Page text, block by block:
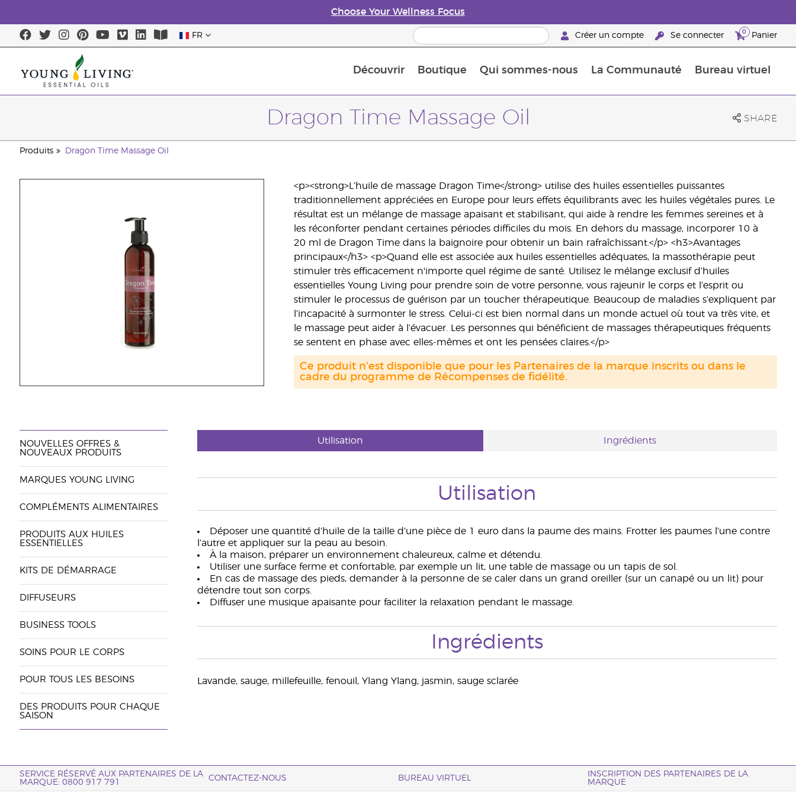
Choose Your Wellness Focus
FR Créer un compte Se connecter 0 Panier
Découvrir Boutique Qui sommes-nous La Communauté Bureau virtuel
Dragon Time Massage Oil SHARE
Produits Dragon Time Massage Oil
<p><strong>L’huile de massage Dragon Time</strong> utilise des huiles essentielles puissantes
traditionnellement appréciées en Europe pour leurs effets équilibrants avec les huiles végétales pures. Le
résultat est un mélange de massage apaisant et stabilisant, qui aide à rendre les femmes sereines et à
les réconforter pendant certaines périodes difficiles du mois. En dehors du massage, incorporer 10 à
20 ml de Dragon Time dans la baignoire pour obtenir un bain rafraîchissant.</p> <h3>Avantages
principaux</h3> <p>Quand elle est associée aux huiles essentielles adéquates, la massothérapie peut
stimuler très efficacement n'importe quel régime de santé. Utilisez le mélange exclusif d’huiles
essentielles Young Living pour prendre soin de votre personne, vous rajeunir le corps et l’esprit ou
stimuler le processus de guérison par un toucher thérapeutique. Beaucoup de maladies s’expliquent par
l’incapacité à surmonter le stress. Celui-ci est bien normal dans un monde actuel où tout va très vite, et
le massage peut aider à l’évacuer. Les personnes qui bénéficient de massages thérapeutiques fréquents
se sentent en phase avec elles-mêmes et ont les pensées claires.</p>
Ce produit n'est disponible que pour les Partenaires de la marque inscrits ou dans le
cadre du programme de Récompenses de fidélité.
NOUVELLES OFFRES &
NOUVEAUX PRODUITS
MARQUES YOUNG LIVING
COMPLÉMENTS ALIMENTAIRES
PRODUITS AUX HUILES
ESSENTIELLES
KITS DE DÉMARRAGE
DIFFUSEURS
BUSINESS TOOLS
SOINS POUR LE CORPS
POUR TOUS LES BESOINS
DES PRODUITS POUR CHAQUE
SAISON
Utilisation Ingrédients
Utilisation
Déposer une quantité d’huile de la taille d’une pièce de 1 euro dans la paume des mains. Frotter les paumes l’une contre
l’autre et appliquer sur la peau au besoin.
À la maison, préparer un environnement chaleureux, calme et détendu.
Utiliser une surface ferme et confortable, par exemple un lit, une table de massage ou un tapis de sol.
En cas de massage des pieds, demander à la personne de se caler dans un grand oreiller (sur un canapé ou un lit) pour
détendre tout son corps.
Diffuser une musique apaisante pour faciliter la relaxation pendant le massage.
Ingrédients
Lavande, sauge, millefeuille, fenouil, Ylang Ylang, jasmin, sauge sclarée
SERVICE RÉSERVÉ AUX PARTENAIRES DE LA
MARQUE: 0800 917 791
CONTACTEZ-NOUS BUREAU VIRTUEL
INSCRIPTION DES PARTENAIRES DE LA
MARQUE